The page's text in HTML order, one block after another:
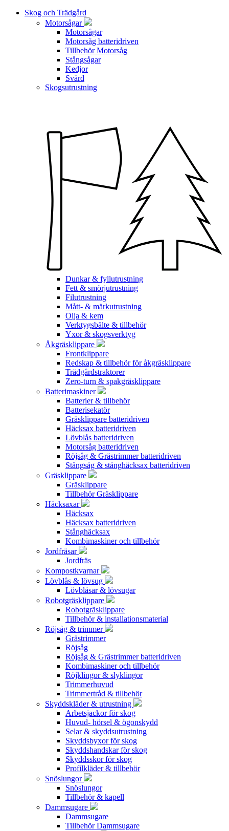
Skog och Trädgård
Motorsågar
Motorsågar
Motorsåg batteridriven
Tillbehör Motorsåg
Stångsågar
Kedjor
Svärd
Skogsutrustning
Dunkar & fyllutrustning
Fett & smörjutrustning
Filutrustning
Mått- & märkutrustning
Olja & kem
Verktygsbälte & tillbehör
Yxor & skogsverktyg
Åkgräsklippare
Frontklippare
Redskap & tillbehör för åkgräsklippare
Trädgårdstraktorer
Zero-turn & spakgräsklippare
Batterimaskiner
Batterier & tillbehör
Batterisekatör
Gräsklippare batteridriven
Häcksax batteridriven
Lövblås batteridriven
Motorsåg batteridriven
Röjsåg & Grästrimmer batteridriven
Stångsåg & stånghäcksax batteridriven
Gräsklippare
Gräsklippare
Tillbehör Gräsklippare
Häcksaxar
Häcksax
Häcksax batteridriven
Stånghäcksax
Kombimaskiner och tillbehör
Jordfräsar
Jordfräs
Kompostkvarnar
Lövblås & lövsug
Lövblåsar & lövsugar
Robotgräsklippare
Robotgräsklippare
Tillbehör & installationsmaterial
Röjsåg & trimmer
Grästrimmer
Röjsåg
Röjsåg & Grästrimmer batteridriven
Kombimaskiner och tillbehör
Röjklingor & slyklingor
Trimmerhuvud
Trimmertråd & tillbehör
Skyddskläder & utrustning
Arbetsjackor för skog
Huvud- hörsel & ögonskydd
Selar & skyddsutrustning
Skyddsbyxor för skog
Skyddshandskar för skog
Skyddsskor för skog
Profilkläder & tillbehör
Snöslungor
Snöslungor
Tillbehör & kapell
Dammsugare
Dammsugare
Tillbehör Dammsugare